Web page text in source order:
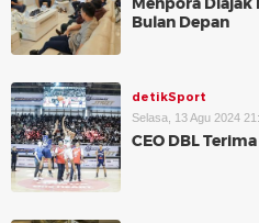
Bulan Depan
detikSport
Selasa, 13 Agu 2024
CEO DBL